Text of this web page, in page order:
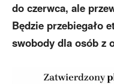
do czerwca, ale
Będzie przebiegało
swobody dla osób z